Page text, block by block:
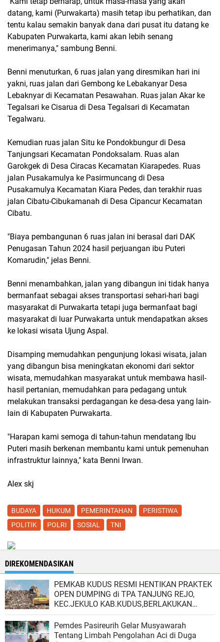
datang, kami (Purwakarta) masih tetap ibu perhatikan, dan
tentu kalau semakin banyak dana dari pusat itu datang ke
Kabupaten Purwakarta, kami akan lebih senang
menerimanya," sambung Benni.
Benni menuturkan, 6 ruas jalan yang diresmikan hari ini
yakni, ruas jalan dari Gembong ke Lebakanyar Desa
Lebaknyar di Kecamatan Pesawahan. Ruas jalan Akar ke
Tegalsari ke Cisarua di Desa Tegalsari di Kecamatan
Tegalwaru.
Kemudian ruas jalan Situ ke Pondokbungur di Desa
Tanjungsari Kecamatan Pondoksalam. Ruas alan
Garokgek di Desa Ciracas Kecamatan Kiarapedes. Ruas
jalan Pusakamulya ke Pasirmuncang di Desa
Pusakamulya Kecamatan Kiara Pedes, dan terakhir ruas
jalan Cibatu-Cibukamanah di Desa Cipancur Kecamatan
Cibatu.
"Biaya pembangunan 6 ruas jalan ini berasal dari DAK
Penugasan Tahun 2024 hasil perjuangan ibu Puteri
Komarudin," jelas Benni.
Benni menambahkan, jalan yang dibangun ini tidak hanya
bermanfaat sebagai akses transportasi sehari-hari bagi
masyarakat di Purwakarta tetapi juga bermanfaat bagi
masyarakat di luar Purwakarta untuk mendapatkan akses
ke lokasi wisata Ujung Aspal.
Disamping memudahkan pengunjung lokasi wisata, jalan
yang dibangun bisa meningkatan ekonomi dari sektor
wisata, memudahkan masyarakat untuk membawa hasil-
hasil pertanian, memudahkan para pedagang untuk
melakukan transaksi perdagangan ke desa-desa yang lain-
lain di Kabupaten Purwakarta.
"Harapan kami semoga di tahun-tahun mendatang Ibu
Puteri masih berkenan membantu kami untuk pemenuhan
infrastruktur lainnya," kata Benni Irwan.
Alex skj
BUDAYA HUKUM PEMERINTAHAN
PERISTIWA
POLITIK
POLRI SOSIAL TNI
DIREKOMENDASIKAN
PEMKAB KUDUS RESMI HENTIKAN PRAKTEK
OPEN DUMPING di TPA TANJUNG REJO,
KEC.JEKULO KAB.KUDUS,BERLAKUKAN
SISTEM PENGELOLAAN SAMPAH BARU
Pemdes Pasireurih Gelar Musyawarah
Tentang Limbah Pengolahan Aci di Duga